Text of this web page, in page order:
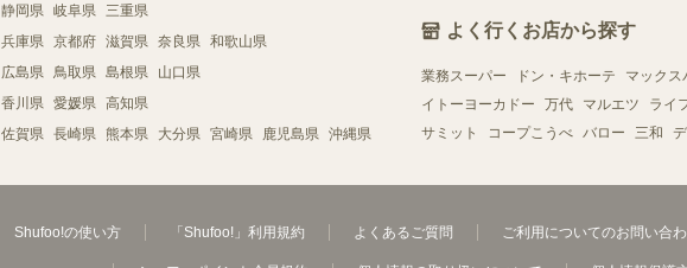
静岡県 岐阜県 三重県
兵庫県 京都府 滋賀県 奈良県 和歌山県
広島県 鳥取県 島根県 山口県
香川県 愛媛県 高知県
佐賀県 長崎県 熊本県 大分県 宮崎県 鹿児島県 沖縄県
よく行くお店から探す
業務スーパー ドン・キホーテ マックス
イトーヨーカドー
万代 マルエツ ライ
サミット
コープこうべ バロー 三和
Shufoo!の使い方 「Shufoo!」利用規約 よくあるご質問 ご利用についてのお問い合